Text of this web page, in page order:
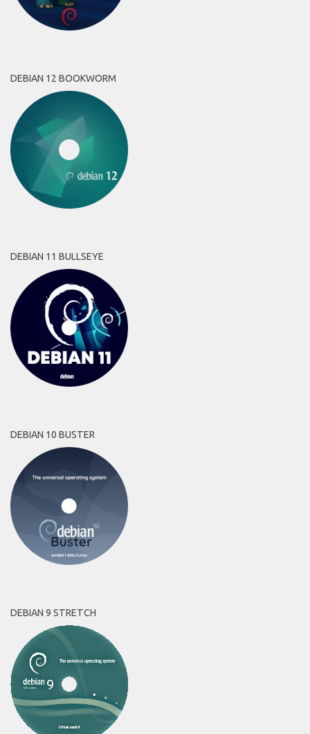
DEBIAN 12 BOOKWORM
DEBIAN 11 BULLSEYE
DEBIAN 10 BUSTER
DEBIAN 9 STRETCH